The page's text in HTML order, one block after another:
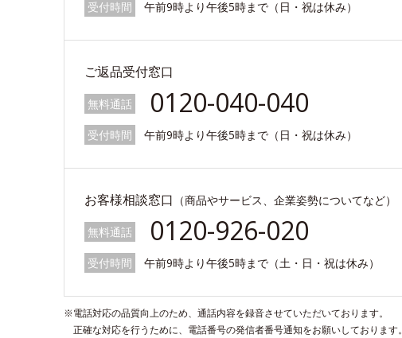
受付時間 午前9時より午後5時まで（日・祝は休み）
ご返品受付窓口
無料通話 0120-040-040
受付時間 午前9時より午後5時まで（日・祝は休み）
お客様相談窓口 （商品やサービス、企業姿勢についてなど）
無料通話 0120-926-020
受付時間 午前9時より午後5時まで（土・日・祝は休み）
※電話対応の品質向上のため、通話内容を録音させていただいております。
正確な対応を行うために、電話番号の発信者番号通知をお願いしております。